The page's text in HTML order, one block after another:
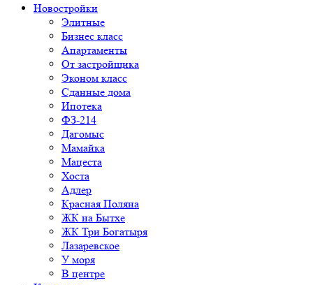
Новостройки
Элитные
Бизнес класс
Апартаменты
От застройщика
Эконом класс
Сданные дома
Ипотека
ФЗ-214
Дагомыс
Мамайка
Мацеста
Хоста
Адлер
Красная Поляна
ЖК на Бытхе
ЖК Три Богатыря
Лазаревское
У моря
В центре